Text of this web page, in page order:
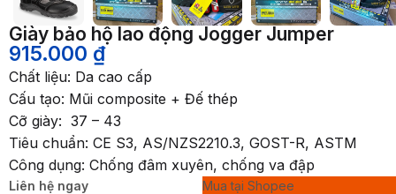
Giày bảo hộ lao động Jogger Jumper
915.000 ₫
Chất liệu: Da cao cấp
Cấu tạo: Mũi composite + Đế thép
Cỡ giày: 37 – 43
Tiêu chuẩn: CE S3, AS/NZS2210.3, GOST-R, ASTM
Công dụng: Chống đâm xuyên, chống va đập
Liên hệ ngay Mua tại Shopee